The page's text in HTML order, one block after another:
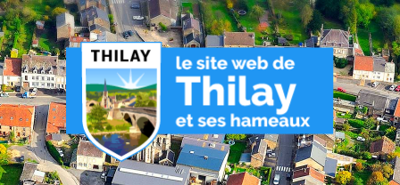
Skip
to
content
Skip
to
left
sidebar
Skip
to
footer